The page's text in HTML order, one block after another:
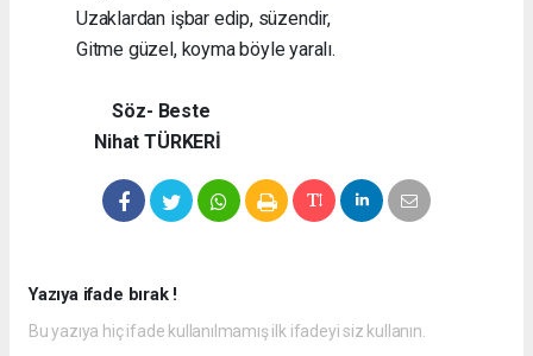
Uzaklardan işbar edip, süzendir,
Gitme güzel, koyma böyle yaralı.
Söz- Beste
Nihat TÜRKERİ
Yazıya ifade bırak !
Bu yazıya hiç ifade kullanılmamış ilk ifadeyi siz kullanın.